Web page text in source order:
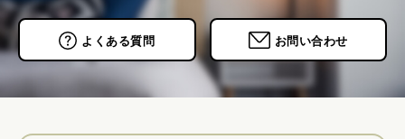
よくある質問 お問い合わせ